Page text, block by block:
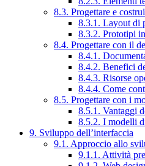
8.3. Progettare e
8.3.1. Layout di
8.3.2. Prototipi
8.4. Progettare con il
8.4.1.
8.4.2. Benefici
8.4.3. Risorse
8.4.4. Come
8.5. Progettare con i
8.5.1. Vantaggi
8.5.2. I modelli
9. Sviluppo dell’interfaccia
9.1. Approccio allo
9.1.1. Attività